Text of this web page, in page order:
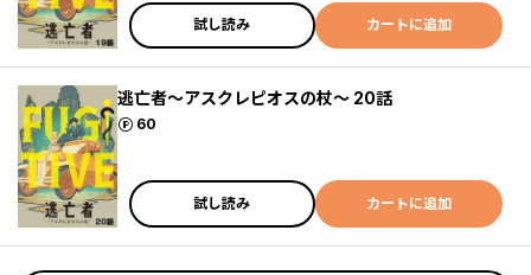
試し読み カートに追加
逃亡者～アスクレピオスの杖～ 20話
60
ポイント
試し読み カートに追加